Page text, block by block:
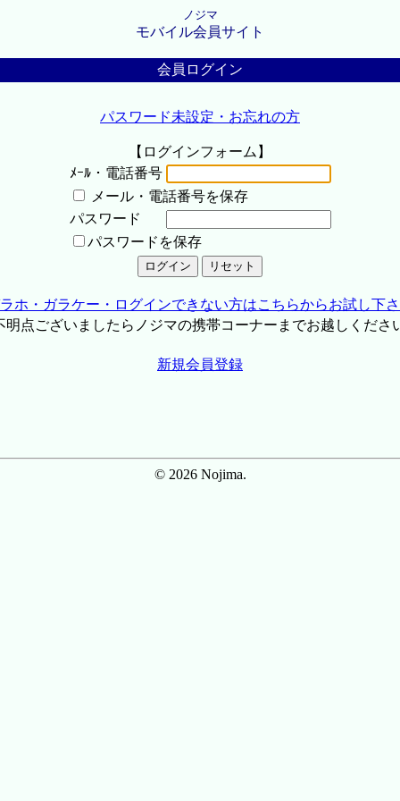
ノジマ
モバイル会員サイト
会員ログイン
パスワード未設定・お忘れの方
【ログインフォーム】
ﾒｰﾙ・電話番号
メール・電話番号を保存
パスワード
パスワードを保存
ホ・ガラケー・ログインできない方はこちらからお試し下
点ございましたらノジマの携帯コーナーまでお越しくださ
新規会員登録
© 2026 Nojima.